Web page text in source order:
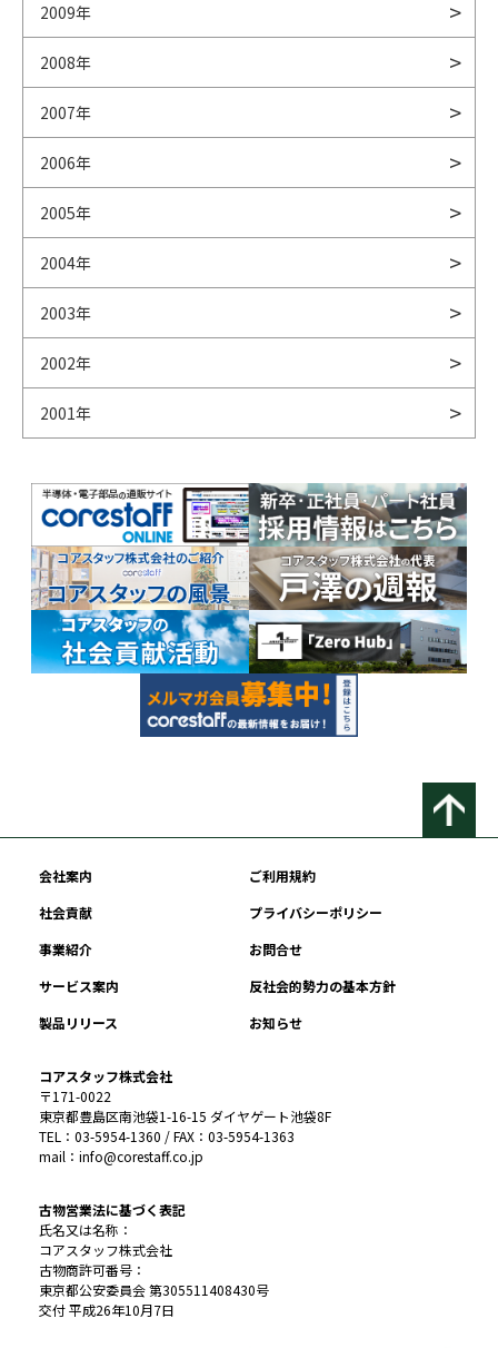
2009年
2008年
2007年
2006年
2005年
2004年
2003年
2002年
2001年
会社案内
ご利用規約
社会貢献
プライバシーポリシー
事業紹介
お問合せ
サービス案内
反社会的勢力の基本方針
製品リリース
お知らせ
コアスタッフ株式会社
〒171-0022
東京都豊島区南池袋1-16-15 ダイヤゲート池袋8F
TEL：03-5954-1360 / FAX：03-5954-1363
mail：info@corestaff.co.jp
古物営業法に基づく表記
氏名又は名称：
コアスタッフ株式会社
古物商許可番号：
東京都公安委員会 第305511408430号
交付 平成26年10月7日